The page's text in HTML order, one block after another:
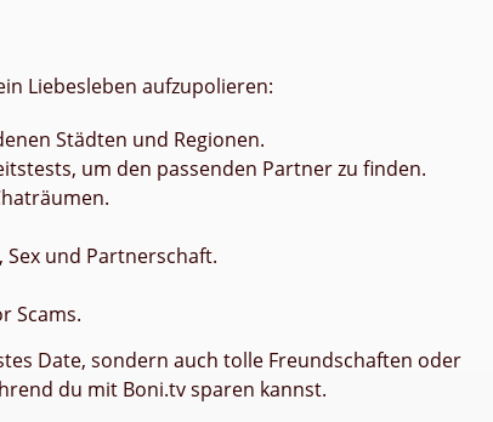
Liebesleben aufzupolieren:
Städten und Regionen.
um den passenden Partner zu finden.
und Partnerschaft.
Scams.
Date, sondern auch tolle Freundschaften oder
du mit Boni.tv sparen kannst.